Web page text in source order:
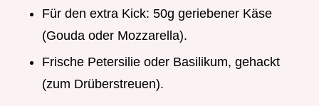
Für den extra Kick: 50g geriebener Käse
(Gouda oder Mozzarella).
Frische Petersilie oder Basilikum, gehackt
(zum Drüberstreuen).